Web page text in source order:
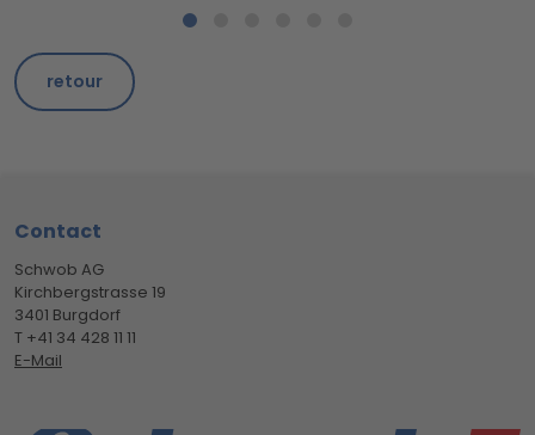
retour
Contact
Schwob AG
Kirchbergstrasse 19
3401 Burgdorf
T +41 34 428 11 11
E-Mail